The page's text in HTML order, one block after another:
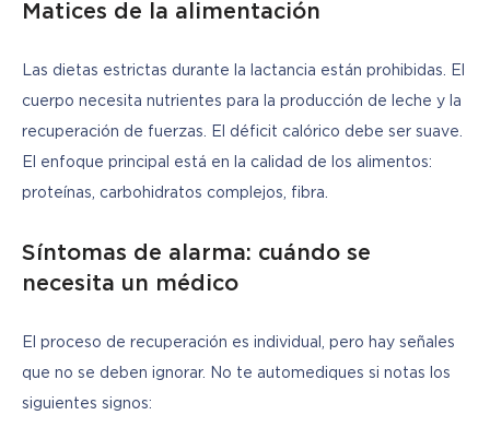
Matices de la alimentación
Las dietas estrictas durante la lactancia están prohibidas. El
cuerpo necesita nutrientes para la producción de leche y la
recuperación de fuerzas. El déficit calórico debe ser suave.
El enfoque principal está en la calidad de los alimentos:
proteínas, carbohidratos complejos, fibra.
Síntomas de alarma: cuándo se
necesita un médico
El proceso de recuperación es individual, pero hay señales
que no se deben ignorar. No te automediques si notas los
siguientes signos: